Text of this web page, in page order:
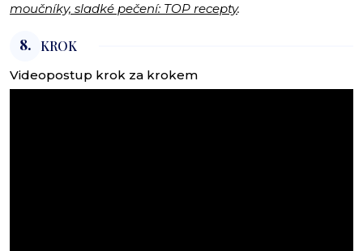
moučníky, sladké pečení: TOP recepty.
8. KROK
Videopostup krok za krokem